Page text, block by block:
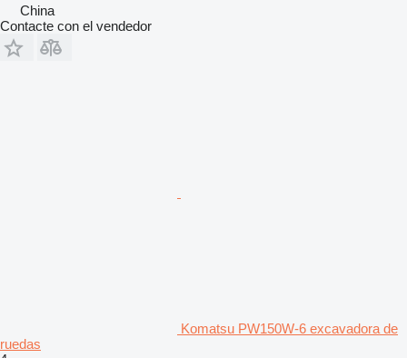
China
Contacte con el vendedor
Komatsu PW150W-6 excavadora de
ruedas